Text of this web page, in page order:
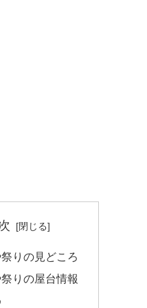
りの見どころ
りの屋台情報